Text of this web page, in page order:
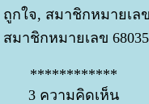
กใจ, สมาชิกหมายเล
สมาชิกหมายเลข
************
3 ความคิดเห็น